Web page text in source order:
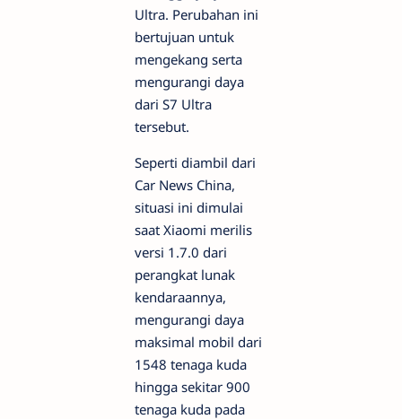
Ultra. Perubahan ini
bertujuan untuk
mengekang serta
mengurangi daya
dari S7 Ultra
tersebut.
Seperti diambil dari
Car News China,
situasi ini dimulai
saat Xiaomi merilis
versi 1.7.0 dari
perangkat lunak
kendaraannya,
mengurangi daya
maksimal mobil dari
1548 tenaga kuda
hingga sekitar 900
tenaga kuda pada